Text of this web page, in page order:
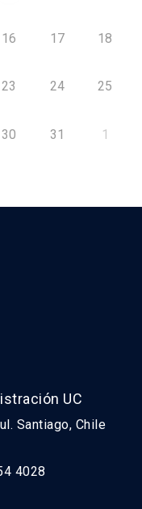
16 17 18
23 24 25
30 31 1
UC
Santiago, Chile
4028